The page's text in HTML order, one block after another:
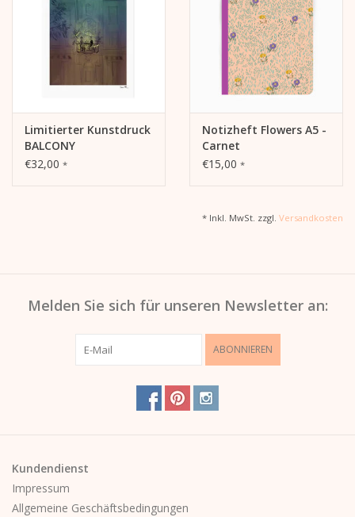
Limitierter Kunstdruck
BALCONY
€32,00 *
Notizheft Flowers A5 -
Carnet
€15,00 *
* Inkl. MwSt. zzgl. Versandkosten
Melden Sie sich für unseren Newsletter an:
ABONNIEREN
Kundendienst
Impressum
Allgemeine Geschäftsbedingungen